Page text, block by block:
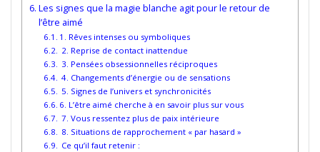
Les signes que la magie blanche agit pour le retour de
l’être aimé
1. Rêves intenses ou symboliques
2. Reprise de contact inattendue
3. Pensées obsessionnelles réciproques
4. Changements d’énergie ou de sensations
5. Signes de l’univers et synchronicités
6. L’être aimé cherche à en savoir plus sur vous
7. Vous ressentez plus de paix intérieure
8. Situations de rapprochement « par hasard »
Ce qu’il faut retenir :